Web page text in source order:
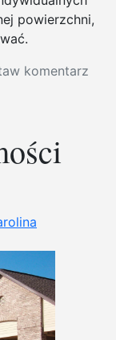
powierzchni,
komentarz